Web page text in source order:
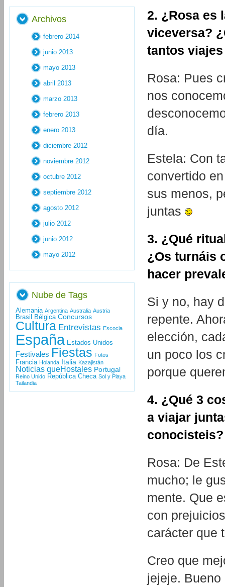
2. ¿Rosa es
viceversa?
tantos
Rosa: Pues
nos
día.
Estela: Con
convertido
sus menos,
juntas
3. ¿Qué
¿Os turnáis
hacer
Si y no, hay
repente.
elección,
un poco los
porque
4. ¿Qué 3
a viajar
Rosa: De
mucho; le
mente. Que
con
carácter que
Creo que
jejeje.
Archivos
febrero 2014
junio 2013
mayo 2013
abril 2013
marzo 2013
febrero 2013
enero 2013
diciembre 2012
noviembre 2012
octubre 2012
septiembre 2012
agosto 2012
julio 2012
junio 2012
mayo 2012
Nube de Tags
Alemania Argentina Australia Austria
Brasil Bélgica Concursos
Cultura Entrevistas Escocia
España Estados Unidos
Festivales Fiestas Fotos
Francia Holanda Italia Kazajistán
Noticias queHostales Portugal
Reino Unido República Checa Sol y Playa
Tailandia